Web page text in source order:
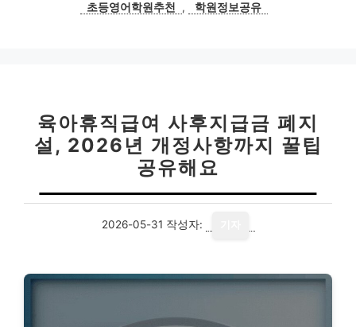
초등영어학원추천
, 학원정보공유
육아휴직급여 사후지급금 폐지
설, 2026년 개정사항까지 꿀팁
공유해요
2026-05-31 작성자: